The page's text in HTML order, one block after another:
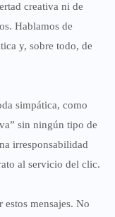
creativa ni de
Hablamos de
y, sobre todo, de
simpática, como
sin ningún tipo de
irresponsabilidad
al servicio del clic.
estos mensajes. No